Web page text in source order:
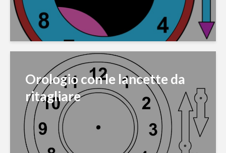
Orologio con le lancette da
ritagliare